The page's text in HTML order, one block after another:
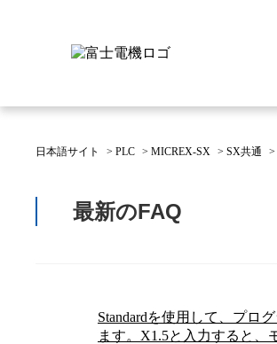
日本語サイト > PLC > MICREX-SX > SX共通 >
最新のFAQ
Standardを使用して、プロ
ます。X1.5と入力すると、